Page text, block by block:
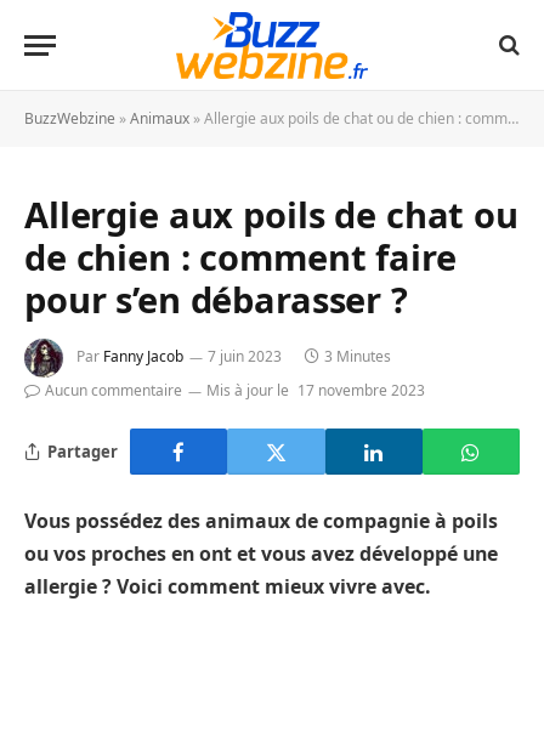
BuzzWebzine »Animaux »Allergie aux poils de chat ou de chien : comment faire pour s’en débarasser ?
Allergie aux poils de chat ou
de chien : comment faire
pour s’en débarasser ?
Par Fanny Jacob 7 juin 2023
3 Minutes
Aucun commentaire
Mis à jour le 17 novembre 2023
Partager
Vous possédez des animaux de compagnie à poils
ou vos proches en ont et vous avez développé une
allergie ? Voici comment mieux vivre avec.